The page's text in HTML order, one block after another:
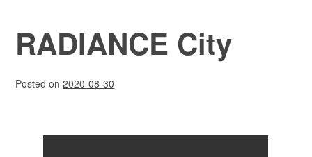
RADIANCE City
Posted on2020-08-30